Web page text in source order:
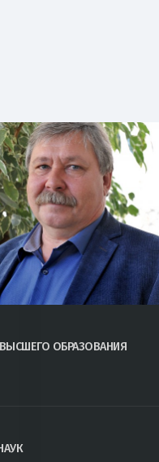
ОБРАЗОВАНИЯ